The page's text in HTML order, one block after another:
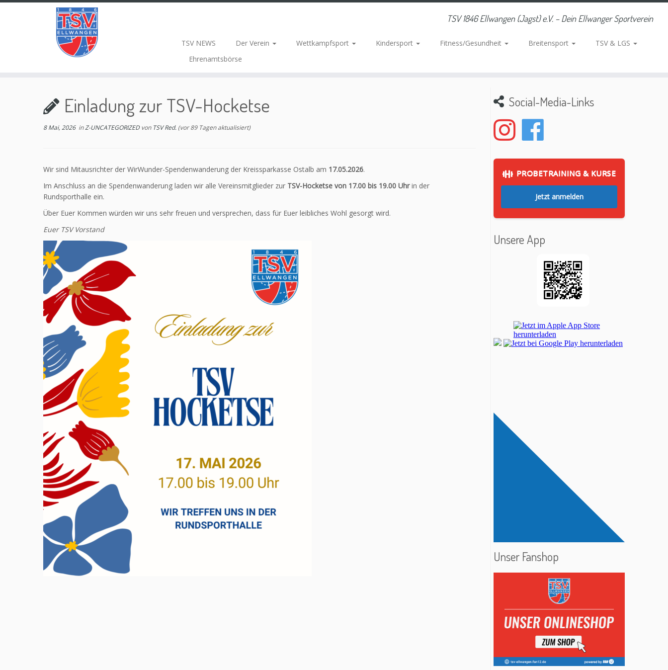
TSV 1846 Ellwangen (Jagst) e.V. – Dein Ellwanger Sportverein
TSV NEWS Der Verein Wettkampfsport Kindersport Fitness/Gesundheit Breitensport
TSV & LGS
Ehrenamtsbörse
Einladung zur TSV-Hocketse
8 Mai, 2026inZ-UNCATEGORIZEDvon TSV Red. (vor 89 Tagen aktualisiert)
Wir sind Mitausrichter der WirWunder-Spendenwanderung der Kreissparkasse Ostalb am 17.05.2026.
Im Anschluss an die Spendenwanderung laden wir alle Vereinsmitglieder zur TSV-Hocketse von 17.00 bis 19.00 Uhrin der
Rundsporthalle ein.
Über Euer Kommen würden wir uns sehr freuen und versprechen, dass für Euer leibliches Wohl gesorgt wird.
Euer TSV Vorstand
Social-Media-Links
PROBETRAINING & KURSE
Jetzt anmelden
Unsere App
Unser Fanshop